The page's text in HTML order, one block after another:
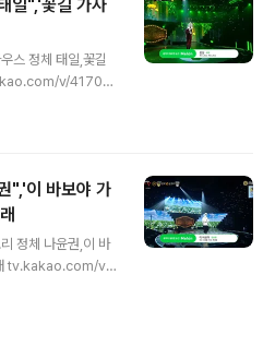
일",'꽃길 가사
스 정체 태일,꽃길
v/41704
낄 때쯤 난 어른이
길 봐 예쁘게 피었
게 해줄게요 문득
이 졌죠 내게 인생
마운가요 한 송이
비가 내렸을까 oh r
포기해버린 젊고
",'이 바보야 가
정체 나윤권,이 바
tv.kakao.com/v/4
꼭 참았는데 이 바